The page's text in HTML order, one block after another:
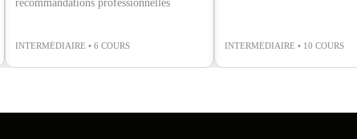
recommandations professionnelles
INTERMÉDIAIRE • 6 COURS INTERMÉDIAIRE • 10 COURS